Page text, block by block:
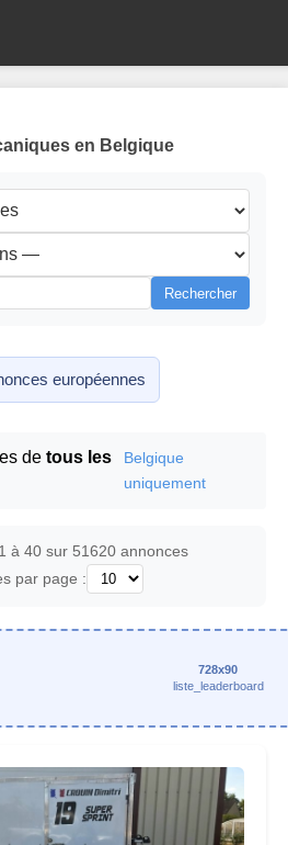
en Belgique
Rechercher
européennes
de tous les
Belgique
uniquement
à 40 sur 51620 annonces
par page :
728x90
liste_leaderboard